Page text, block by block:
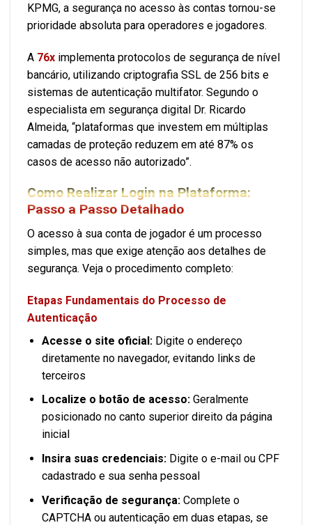
KPMG, a segurança no acesso às contas tornou-se
prioridade absoluta para operadores e jogadores.
A 76x implementa protocolos de segurança de nível
bancário, utilizando criptografia SSL de 256 bits e
sistemas de autenticação multifator. Segundo o
especialista em segurança digital Dr. Ricardo
Almeida, “plataformas que investem em múltiplas
camadas de proteção reduzem em até 87% os
casos de acesso não autorizado”.
Como Realizar Login na Plataforma:
Passo a Passo Detalhado
O acesso à sua conta de jogador é um processo
simples, mas que exige atenção aos detalhes de
segurança. Veja o procedimento completo:
Etapas Fundamentais do Processo de
Autenticação
Acesse o site oficial:Digite o endereço
diretamente no navegador, evitando links de
terceiros
Localize o botão de acesso:Geralmente
posicionado no canto superior direito da página
inicial
Insira suas credenciais:Digite o e-mail ou CPF
cadastrado e sua senha pessoal
Verificação de segurança:Complete o
CAPTCHA ou autenticação em duas etapas, se